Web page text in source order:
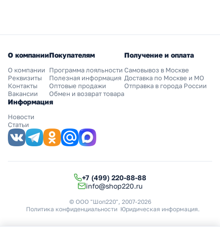
О компании
О компании
Реквизиты
Контакты
Вакансии
Покупателям
Программа лояльности
Полезная информация
Оптовые продажи
Обмен и возврат товара
Получение и оплата
Самовывоз в Москве
Доставка по Москве и МО
Отправка в города России
Информация
Новости
Статьи
+7 (499) 220-88-88
info@shop220.ru
© ООО "Шоп220", 2007-2026
Политика конфиденциальности Юридическая информация.